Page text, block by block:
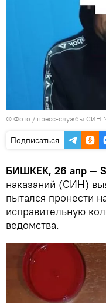
© Фото / пресс-службы СИН
Подписаться
БИШКЕК, 26 апр —
наказаний (СИН)
пытался пронести
исправительную
ведомства.